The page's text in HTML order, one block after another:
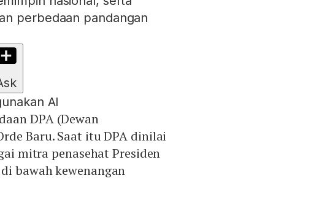
perbedaan pandangan
AI
DPA (Dewan
Baru. Saat itu DPA dinilai
mitra penasehat Presiden
bawah kewenangan